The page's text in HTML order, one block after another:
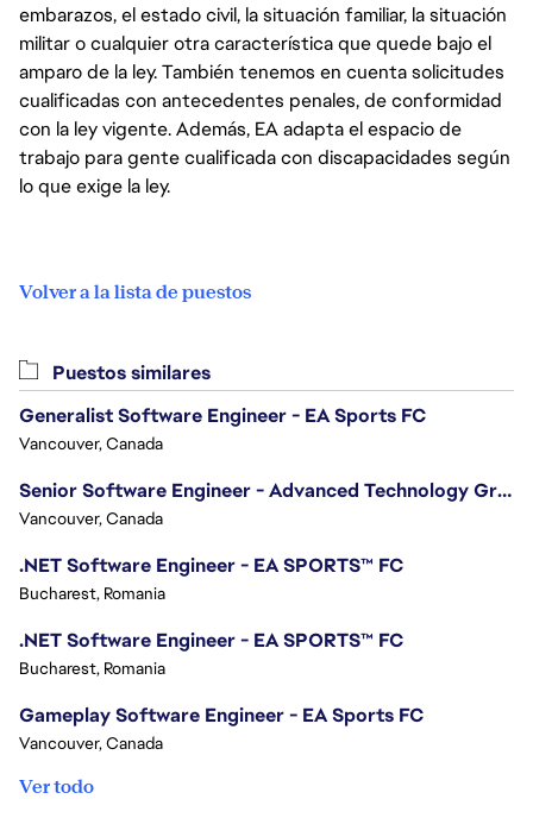
embarazos, el estado civil, la situación familiar, la situación
militar o cualquier otra característica que quede bajo el
amparo de la ley. También tenemos en cuenta solicitudes
cualificadas con antecedentes penales, de conformidad
con la ley vigente. Además, EA adapta el espacio de
trabajo para gente cualificada con discapacidades según
lo que exige la ley.
Volver a la lista de puestos
Puestos similares
Generalist Software Engineer - EA Sports FC
Vancouver, Canada
Senior Software Engineer - Advanced Technology Group
Vancouver, Canada
.NET Software Engineer - EA SPORTS™ FC
Bucharest, Romania
.NET Software Engineer - EA SPORTS™ FC
Bucharest, Romania
Gameplay Software Engineer - EA Sports FC
Vancouver, Canada
Ver todo